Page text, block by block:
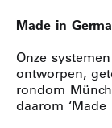
Made in
Onze
ontworpen,
rondom
daarom ‘Made